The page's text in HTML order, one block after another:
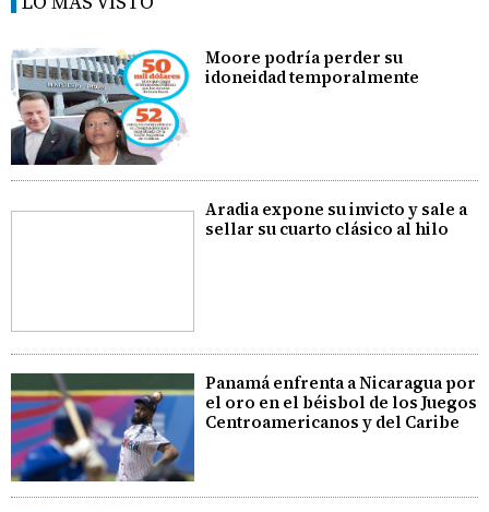
Moore podría perder su
idoneidad temporalmente
Aradia expone su invicto y sale a
sellar su cuarto clásico al hilo
Panamá enfrenta a Nicaragua por
el oro en el béisbol de los Juegos
Centroamericanos y del Caribe